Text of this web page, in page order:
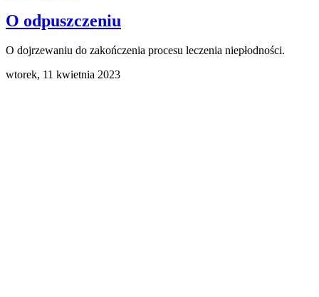
O odpuszczeniu
O dojrzewaniu do zakończenia procesu leczenia niepłodności.
wtorek, 11 kwietnia 2023